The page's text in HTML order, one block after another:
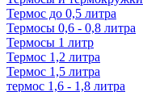
Термос до 0,5 литра
Термосы 0,6 - 0,8 литра
Термосы 1 литр
Термос 1,2 литра
Термос 1,5 литра
термос 1,6 - 1,8 литра